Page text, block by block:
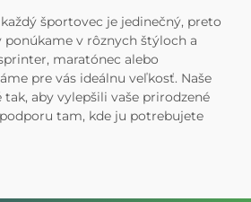
športovec je jedinečný, preto
ponúkame v rôznych štýloch a
maratónec alebo
pre vás ideálnu veľkosť. Naše
aby vylepšili vaše prirodzené
tam, kde ju potrebujete